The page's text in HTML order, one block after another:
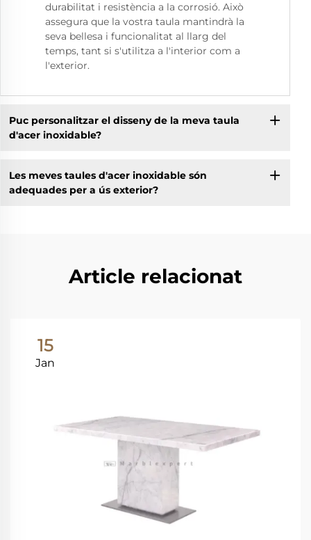
durabilitat i resistència a la corrosió. Això
assegura que la vostra taula mantindrà la
seva bellesa i funcionalitat al llarg del
temps, tant si s'utilitza a l'interior com a
l'exterior.
Puc personalitzar el disseny de la meva taula
d'acer inoxidable?
Les meves taules d'acer inoxidable són
adequades per a ús exterior?
Article relacionat
15
Jan